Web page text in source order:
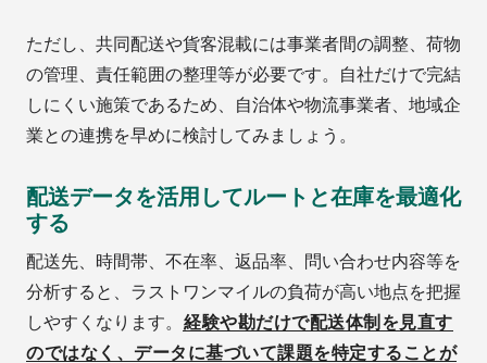
ただし、共同配送や貨客混載には事業者間の調整、荷物
の管理、責任範囲の整理等が必要です。自社だけで完結
しにくい施策であるため、自治体や物流事業者、地域企
業との連携を早めに検討してみましょう。
配送データを活用してルートと在庫を最適化
する
配送先、時間帯、不在率、返品率、問い合わせ内容等を
分析すると、ラストワンマイルの負荷が高い地点を把握
しやすくなります。 経験や勘だけで配送体制を見直す
のではなく、データに基づいて課題を特定することが